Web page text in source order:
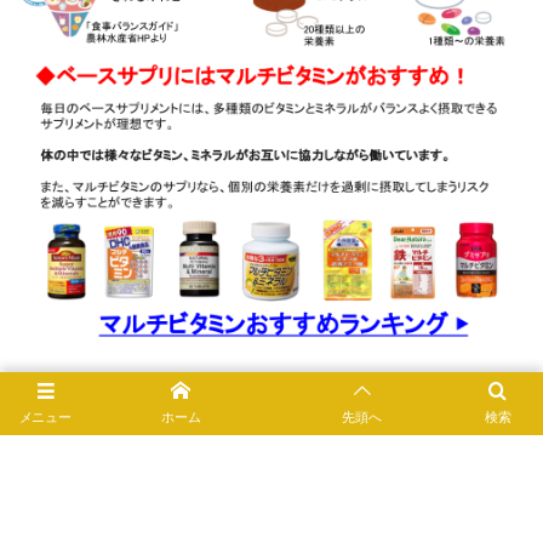
メニュー 検索
ホーム 先頭へ